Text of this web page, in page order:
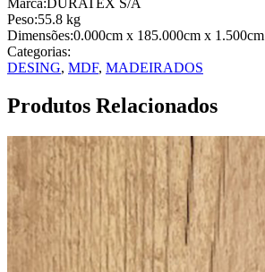
Peso:55.8 kg
Dimensões:0.000cm x 185.000cm x 1.500cm
Categorias:
DESING, MDF, MADEIRADOS
Produtos Relacionados